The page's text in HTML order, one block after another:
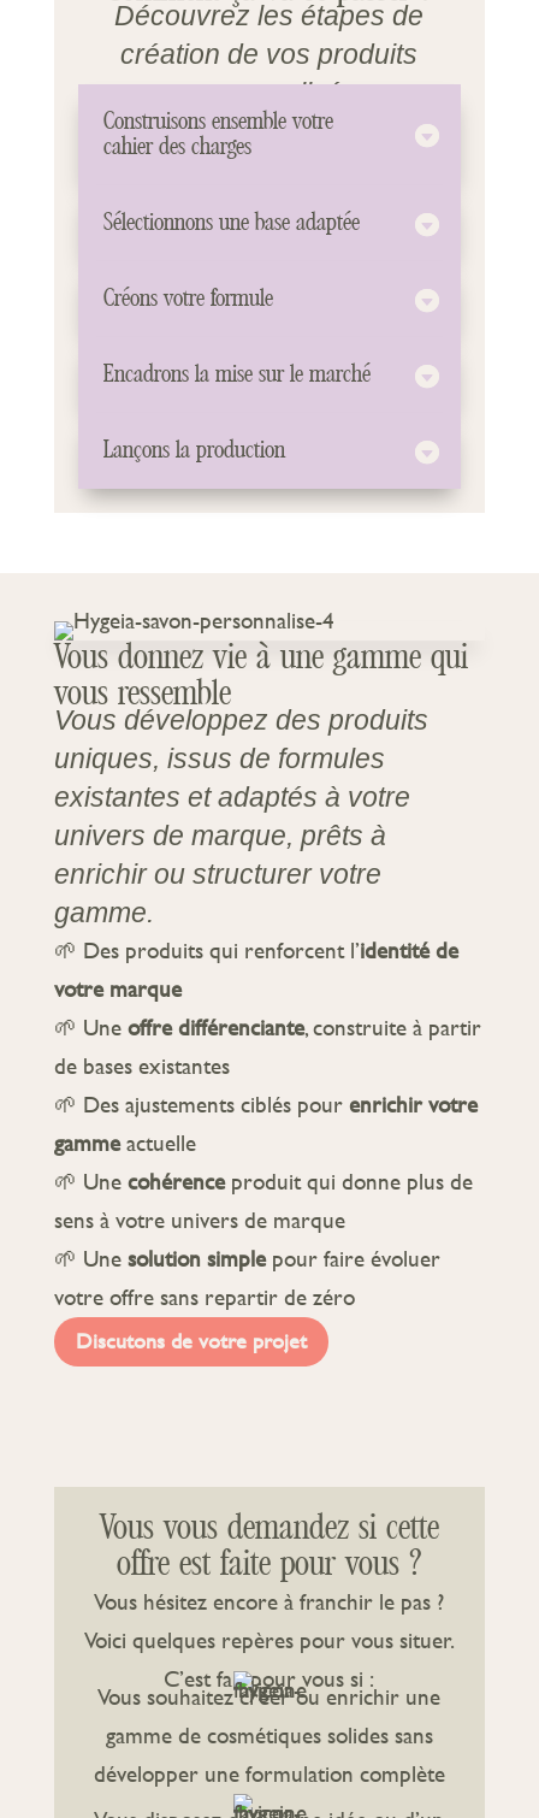
Découvrez les étapes de
création de vos produits
personnalisés
Construisons ensemble votre
cahier des charges
Sélectionnons une base adaptée
Créons votre formule
Encadrons la mise sur le marché
Lançons la production
Vous donnez vie à une gamme qui
vous ressemble
Vous développez des produits
uniques, issus de formules
existantes et adaptés à votre
univers de marque, prêts à
enrichir ou structurer votre
gamme.
🌱 Des produits qui renforcent l’identité de
votre marque
🌱 Une offre différenciante, construite à partir
de bases existantes
🌱 Des ajustements ciblés pour enrichir votre
gammeactuelle
🌱 Une cohérenceproduit qui donne plus de
sens à votre univers de marque
🌱 Une solution simplepour faire évoluer
votre offre sans repartir de zéro
Discutons de votre projet
Vous vous demandez si cette
offre est faite pour vous ?
Vous hésitez encore à franchir le pas ?
Voici quelques repères pour vous situer.
C’est fait pour vous si :
Vous souhaitez créer ou enrichir une
gamme de cosmétiques solides sans
développer une formulation complète